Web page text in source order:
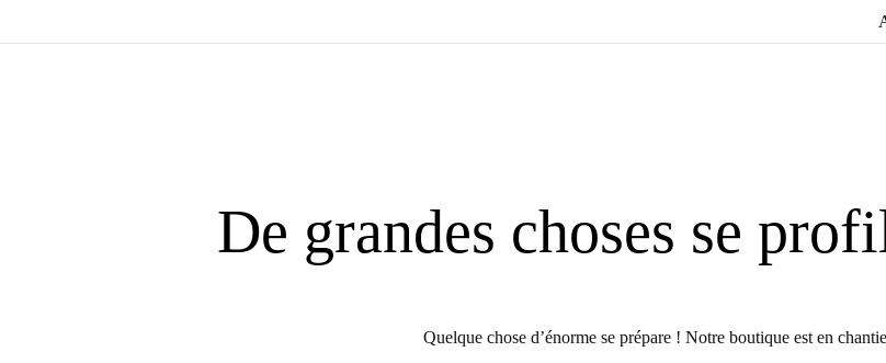
De grandes choses se
Quelque chose d’énorme se prépare ! Notre boutique est en